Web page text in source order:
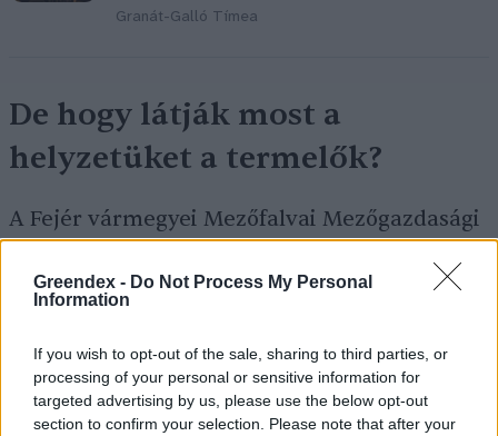
Greendex - Do Not Process My Personal
Information
If you wish to opt-out of the sale, sharing to third parties, or
processing of your personal or sensitive information for
targeted advertising by us, please use the below opt-out
section to confirm your selection. Please note that after your
Granát-Galló Tímea
De hogy látják most a
helyzetüket a termelők?
A Fejér vármegyei Mezőfalvai Mezőgazdasági
hektáron vetettek kukoricát, de ezt
vállalkozás növénytermesztési
igazgatójától. Zoványi György az Agrárszektor
kérdésére elmondta, hogy az év eleje még